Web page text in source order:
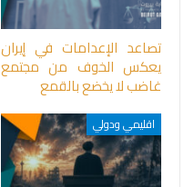
تصاعد الإعدامات في إيران
يعكس الخوف من مجتمع
غاضب لا يخضع بالقمع
اقليمي ودولي